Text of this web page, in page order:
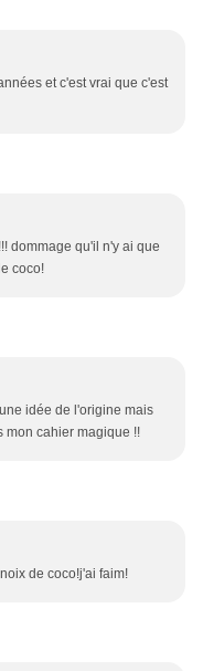
et c'est vrai que c'est
dommage qu'il n'y ai que
coco!
idée de l'origine mais
mon cahier magique !!
de coco!j'ai faim!